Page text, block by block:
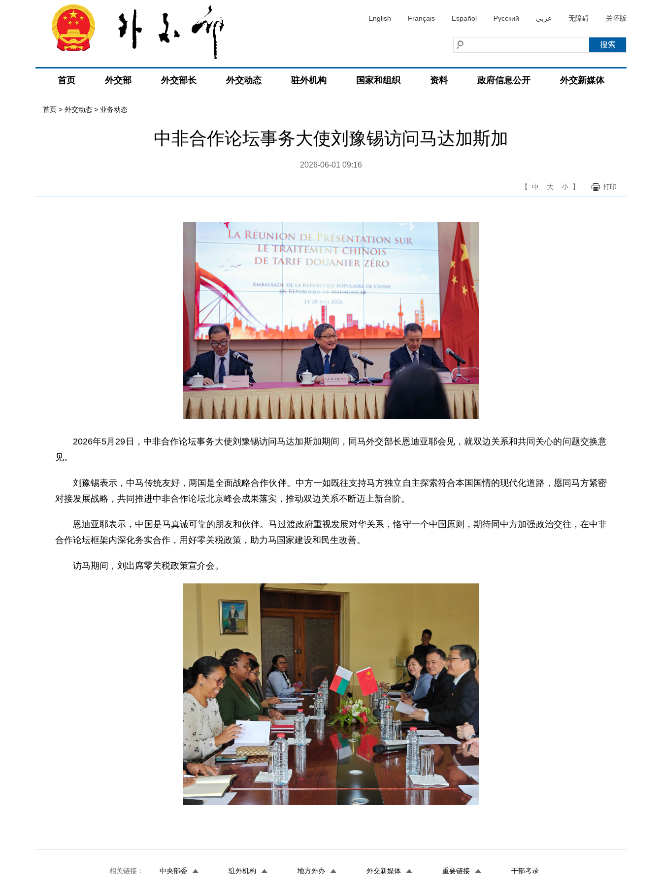
English Français Español Русский عربي 无障碍 关怀版
首页 外交部 外交部长 外交动态 驻外机构 国家和组织 资料 政府信息公开 外交新媒体
首页 > 外交动态 > 业务动态
中非合作论坛事务大使刘豫锡访问马达加斯加
2026-06-01 09:16
【 中 大 小 】 打印
2026年5月29日，中非合作论坛事务大使刘豫锡访问马达加斯加期间，同马外交部长恩迪亚耶会见，就双边关系和共同关心的问题交换意
见。
刘豫锡表示，中马传统友好，两国是全面战略合作伙伴。中方一如既往支持马方独立自主探索符合本国国情的现代化道路，愿同马方紧密
对接发展战略，共同推进中非合作论坛北京峰会成果落实，推动双边关系不断迈上新台阶。
恩迪亚耶表示，中国是马真诚可靠的朋友和伙伴。马过渡政府重视发展对华关系，恪守一个中国原则，期待同中方加强政治交往，在中非
合作论坛框架内深化务实合作，用好零关税政策，助力马国家建设和民生改善。
访马期间，刘出席零关税政策宣介会。
相关链接： 中央部委 驻外机构 地方外办 外交新媒体 重要链接 干部考录